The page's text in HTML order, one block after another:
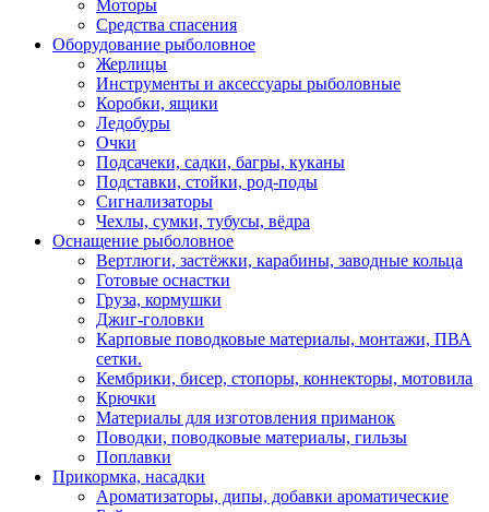
Моторы
Средства спасения
Оборудование рыболовное
Жерлицы
Инструменты и аксессуары рыболовные
Коробки, ящики
Ледобуры
Очки
Подсачеки, садки, багры, куканы
Подставки, стойки, род-поды
Сигнализаторы
Чехлы, сумки, тубусы, вёдра
Оснащение рыболовное
Вертлюги, застёжки, карабины, заводные кольца
Готовые оснастки
Груза, кормушки
Джиг-головки
Карповые поводковые материалы, монтажи, ПВА
сетки.
Кембрики, бисер, стопоры, коннекторы, мотовила
Крючки
Материалы для изготовления приманок
Поводки, поводковые материалы, гильзы
Поплавки
Прикормка, насадки
Ароматизаторы, дипы, добавки ароматические